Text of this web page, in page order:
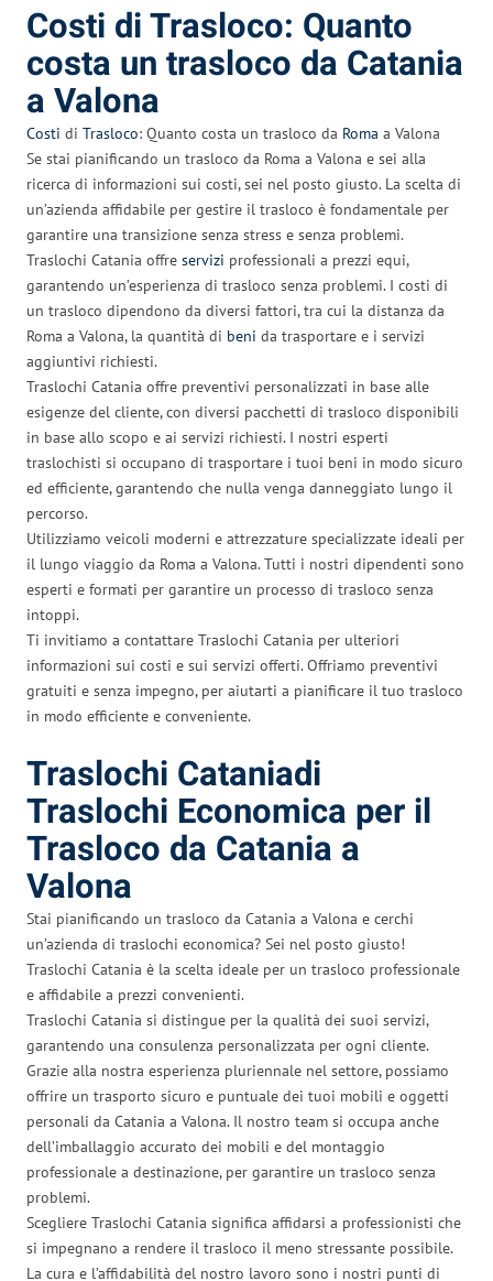
Costi di Trasloco: Quanto
costa un trasloco da Catania
a Valona
Costi di Trasloco: Quanto costa un trasloco da Roma a Valona
Se stai pianificando un trasloco da Roma a Valona e sei alla
ricerca di informazioni sui costi, sei nel posto giusto. La scelta di
un’azienda affidabile per gestire il trasloco è fondamentale per
garantire una transizione senza stress e senza problemi.
Traslochi Catania offre servizi professionali a prezzi equi,
garantendo un’esperienza di trasloco senza problemi. I costi di
un trasloco dipendono da diversi fattori, tra cui la distanza da
Roma a Valona, la quantità di beni da trasportare e i servizi
aggiuntivi richiesti.
Traslochi Catania offre preventivi personalizzati in base alle
esigenze del cliente, con diversi pacchetti di trasloco disponibili
in base allo scopo e ai servizi richiesti. I nostri esperti
traslochisti si occupano di trasportare i tuoi beni in modo sicuro
ed efficiente, garantendo che nulla venga danneggiato lungo il
percorso.
Utilizziamo veicoli moderni e attrezzature specializzate ideali per
il lungo viaggio da Roma a Valona. Tutti i nostri dipendenti sono
esperti e formati per garantire un processo di trasloco senza
intoppi.
Ti invitiamo a contattare Traslochi Catania per ulteriori
informazioni sui costi e sui servizi offerti. Offriamo preventivi
gratuiti e senza impegno, per aiutarti a pianificare il tuo trasloco
in modo efficiente e conveniente.
Traslochi Cataniadi
Traslochi Economica per il
Trasloco da Catania a
Valona
Stai pianificando un trasloco da Catania a Valona e cerchi
un’azienda di traslochi economica? Sei nel posto giusto!
Traslochi Catania è la scelta ideale per un trasloco professionale
e affidabile a prezzi convenienti.
Traslochi Catania si distingue per la qualità dei suoi servizi,
garantendo una consulenza personalizzata per ogni cliente.
Grazie alla nostra esperienza pluriennale nel settore, possiamo
offrire un trasporto sicuro e puntuale dei tuoi mobili e oggetti
personali da Catania a Valona. Il nostro team si occupa anche
dell’imballaggio accurato dei mobili e del montaggio
professionale a destinazione, per garantire un trasloco senza
problemi.
Scegliere Traslochi Catania significa affidarsi a professionisti che
si impegnano a rendere il trasloco il meno stressante possibile.
La cura e l’affidabilità del nostro lavoro sono i nostri punti di